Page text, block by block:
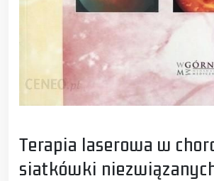
Terapia laserowa w
siatkówki